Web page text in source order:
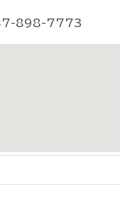
898-7773